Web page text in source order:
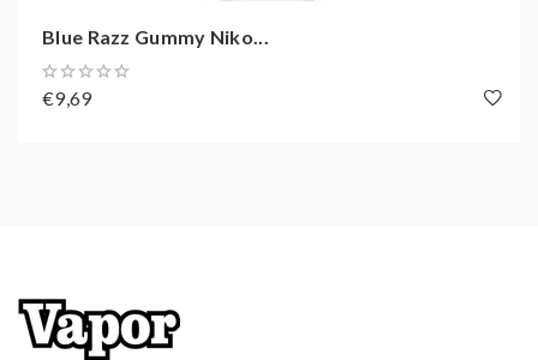
Inhalt:
Blue Razz Gummy Niko...
€9,69